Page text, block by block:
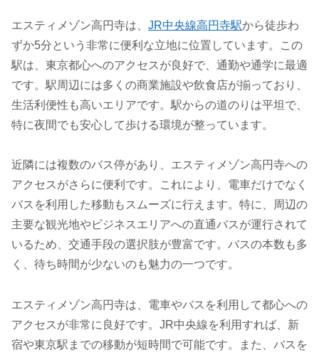
エスティメゾン高円寺は、 JR中央線高円寺駅から徒歩わ
ずか5分という非常に便利な立地に位置しています。この
駅は、東京都心へのアクセスが良好で、通勤や通学に最適
です。駅周辺には多くの商業施設や飲食店が揃っており、
生活利便性も高いエリアです。駅からの道のりは平坦で、
特に夜間でも安心して歩ける環境が整っています。
近隣には複数のバス停があり、エスティメゾン高円寺への
アクセスがさらに便利です。これにより、電車だけでなく
バスを利用した移動もスムーズに行えます。特に、周辺の
主要な観光地やビジネスエリアへの直通バスが運行されて
いるため、交通手段の選択肢が豊富です。バスの本数も多
く、待ち時間が少ないのも魅力の一つです。
エスティメゾン高円寺は、電車やバスを利用して都心への
アクセスが非常に良好です。JR中央線を利用すれば、新
宿や東京駅までの移動が短時間で可能です。また、バスを